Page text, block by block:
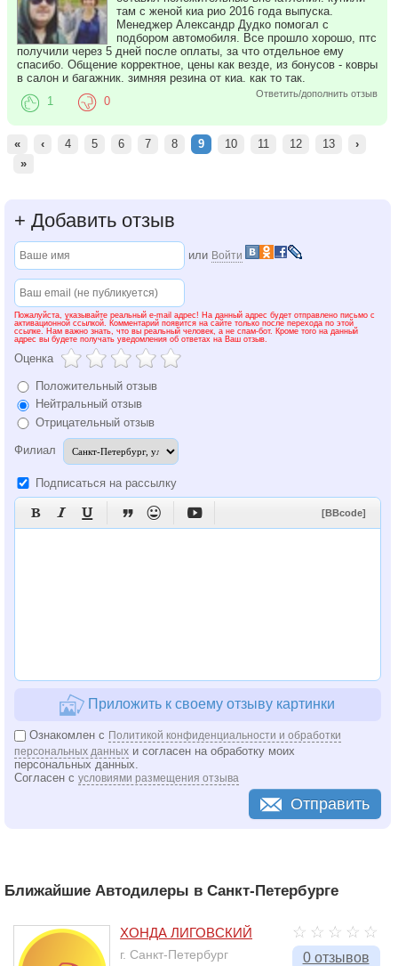
там с женой киа рио 2016 года выпуска.
Менеджер Александр Дудко помогал с
подбором автомобиля. Все прошло хорошо, птс
получили через 5 дней после оплаты, за что отдельное ему
спасибо. Общение корректное, цены как везде, из бонусов - ковры
в салон и багажник. зимняя резина от киа. как то так.
Ответить/дополнить отзыв
1 0
« ‹ 4 5 6 7 8 9 10 11 12 13
›
»
+ Добавить отзыв
или Войти
Пожалуйста, указывайте реальный e-mail адрес! На данный адрес будет отправлено письмо с
активационной ссылкой. Комментарий появится на сайте только после перехода по этой
ссылке. Нам важно знать, что вы реальный человек, а не спам-бот. Кроме того на данный
адрес вы будете получать уведомления об ответах на Ваш отзыв.
Оценка
Положительный отзыв
Нейтральный отзыв
Отрицательный отзыв
Филиал
Подписаться на рассылку
      [BBcode]
Приложить к своему отзыву картинки
Ознакомлен с Политикой конфиденциальности и обработки
персональных данных и согласен на обработку моих
персональных данных.
Согласен с условиями размещения отзыва
Отправить
Ближайшие Автодилеры в Санкт-Петербурге
0 отзывов
ХОНДА ЛИГОВСКИЙ
г. Санкт-Петербург